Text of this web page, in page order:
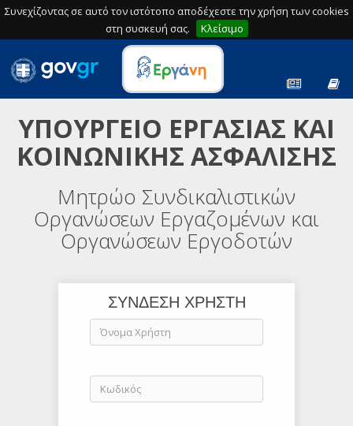
Συνεχίζοντας σε αυτό τον ιστότοπο αποδέχεστε την χρήση των cookies
στη συσκευή σας.
Κλείσιμο
ΥΠΟΥΡΓΕΙΟ ΕΡΓΑΣΙΑΣ ΚΑΙ
ΚΟΙΝΩΝΙΚΗΣ ΑΣΦΑΛΙΣΗΣ
Μητρώο Συνδικαλιστικών
Οργανώσεων Εργαζομένων και
Οργανώσεων Εργοδοτών
ΣΥΝΔΕΣΗ ΧΡΗΣΤΗ